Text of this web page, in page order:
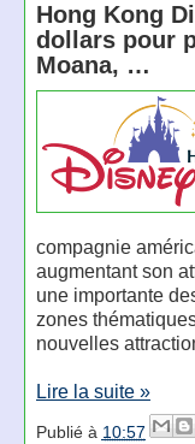
Hong Kong
dollars pour
Moana, …
compagnie
augmentant son
une importante
zones
nouvelles
Lire la suite »
Publié à 10:57